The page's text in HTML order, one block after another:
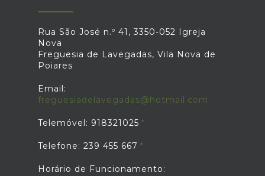
Rua São José n.º 41, 3350-052 Igreja
Nova
Freguesia de Lavegadas, Vila Nova de
Poiares
Email:
freguesiadelavegadas@hotmail.com
Telemóvel: 918321025
Telefone: 239 455 667
Horário de Funcionamento: